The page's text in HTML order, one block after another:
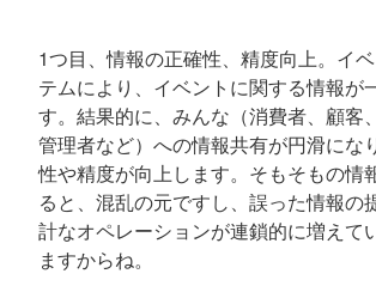
1つ目、情報の正確性、精度向上。イ
テムにより、イベントに関する情報が
す。結果的に、みんな（消費者、顧客
管理者など）への情報共有が円滑にな
性や精度が向上します。そもそもの情
ると、混乱の元ですし、誤った情報の
計なオペレーションが連鎖的に増えて
ますからね。